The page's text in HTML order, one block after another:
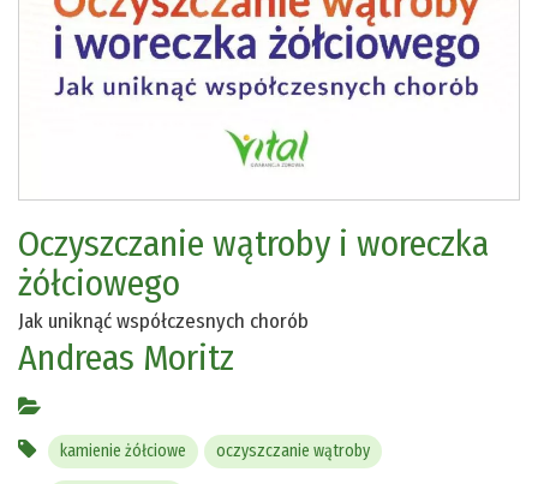
Oczyszczanie wątroby i woreczka
żółciowego
Jak uniknąć współczesnych chorób
Andreas Moritz
kamienie żółciowe oczyszczanie wątroby